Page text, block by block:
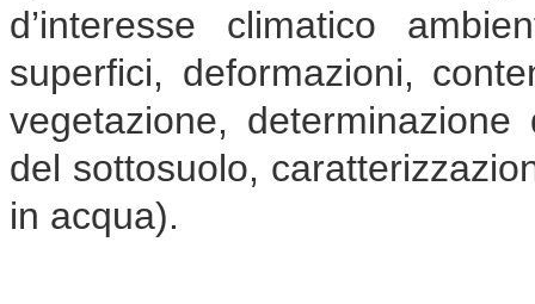
d’interesse climatico
superfici, deformazioni,
vegetazione,
del sottosuolo,
in acqua).